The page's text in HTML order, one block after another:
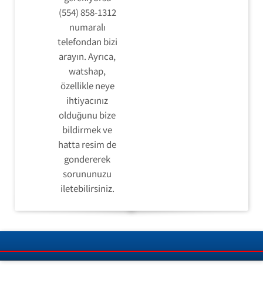
(554) 858-1312
numaralı
telefondan bizi
arayın. Ayrıca,
watshap,
özellikle neye
ihtiyacınız
olduğunu bize
bildirmek ve
hatta resim de
gondererek
sorununuzu
iletebilirsiniz.